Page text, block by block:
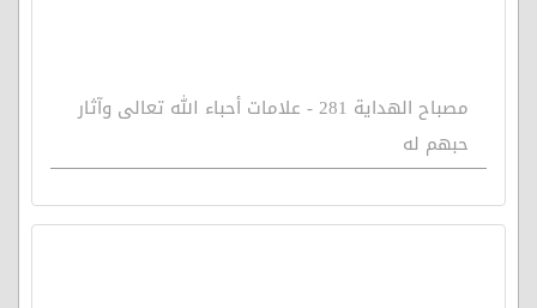
مصباح الهداية 281 - علامات أحباء الله تعالى وآثار
حبهم له